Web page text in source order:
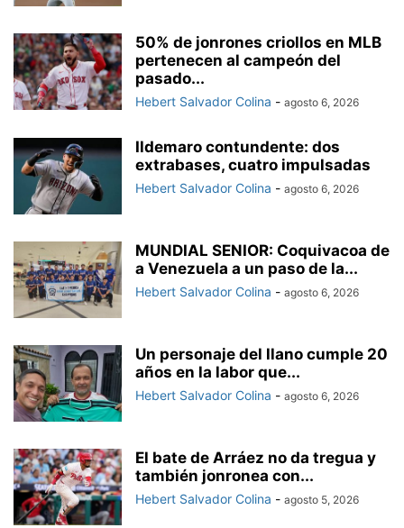
50% de jonrones criollos en MLB
pertenecen al campeón del
pasado...
Hebert Salvador Colina - agosto 6, 2026
Ildemaro contundente: dos
extrabases, cuatro impulsadas
Hebert Salvador Colina - agosto 6, 2026
MUNDIAL SENIOR: Coquivacoa de
a Venezuela a un paso de la...
Hebert Salvador Colina - agosto 6, 2026
Un personaje del llano cumple 20
años en la labor que...
Hebert Salvador Colina - agosto 6, 2026
El bate de Arráez no da tregua y
también jonronea con...
Hebert Salvador Colina - agosto 5, 2026